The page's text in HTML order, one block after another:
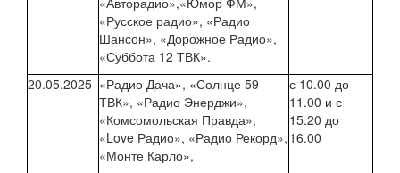
«Русское радио», «Радио
Шансон», «Дорожное Радио»,
«Суббота 12 ТВК».
20.05.2025 «Радио Дача», «Солнце 59
ТВК», «Радио Энерджи»,
«Комсомольская Правда»,
«Love Радио», «Радио Рекорд»,
«Монте Карло»,
с 10.00 до
11.00 и с
15.20 до
16.00